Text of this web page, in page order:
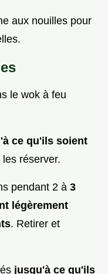
aux nouilles pour
le wok à feu
ce qu'ils soient
réserver.
pendant 2 à 3
légèrement
. Retirer et
jusqu'à ce qu'ils